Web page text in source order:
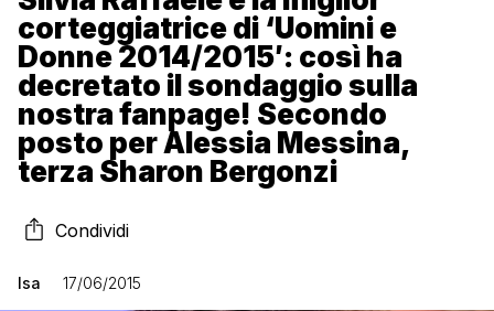
corteggiatrice di ‘Uomini e
Donne 2014/2015′: così ha
decretato il sondaggio sulla
nostra fanpage! Secondo
posto per Alessia Messina,
terza Sharon Bergonzi
Condividi
Isa 17/06/2015